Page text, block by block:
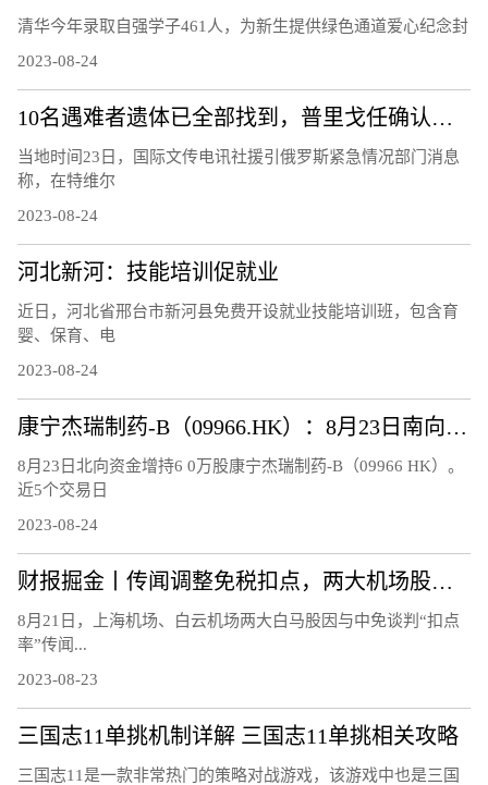
清华今年录取自强学子461人，为新生提供绿色通道爱心纪念封
2023-08-24
10名遇难者遗体已全部找到，普里戈任确认遇难
当地时间23日，国际文传电讯社援引俄罗斯紧急情况部门消息
称，在特维尔
2023-08-24
河北新河：技能培训促就业
近日，河北省邢台市新河县免费开设就业技能培训班，包含育
婴、保育、电
2023-08-24
康宁杰瑞制药-B（09966.HK）：8月23日南向资金增持6万股
8月23日北向资金增持6 0万股康宁杰瑞制药-B（09966 HK）。
近5个交易日
2023-08-24
财报掘金丨传闻调整免税扣点，两大机场股连跌3日!首批航空股中报、7月航运数据均报喜，航空板块大周期何时兑现？
8月21日，上海机场、白云机场两大白马股因与中免谈判“扣点
率”传闻...
2023-08-23
三国志11单挑机制详解 三国志11单挑相关攻略
三国志11是一款非常热门的策略对战游戏，该游戏中也是三国